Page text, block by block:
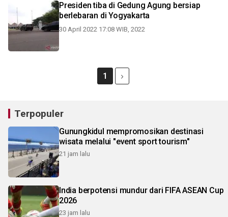
Presiden tiba di Gedung Agung bersiap
berlebaran di Yogyakarta
30 April 2022 17:08 WIB, 2022
1
Terpopuler
Gunungkidul mempromosikan destinasi
wisata melalui "event sport tourism"
21 jam lalu
India berpotensi mundur dari FIFA ASEAN Cup
2026
23 jam lalu